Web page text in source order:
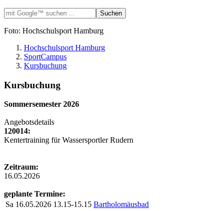
Foto: Hochschulsport Hamburg
Hochschulsport Hamburg
SportCampus
Kursbuchung
Kursbuchung
Sommersemester 2026
Angebotsdetails
120014:
Kentertraining für Wassersportler Rudern
Zeitraum:
16.05.2026
geplante Termine:
Sa 16.05.2026 13.15-15.15 Bartholomäusbad